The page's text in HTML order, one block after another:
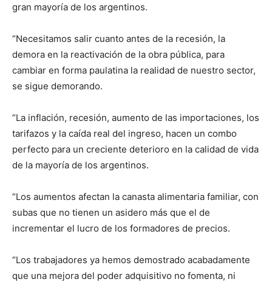
gran mayoría de los argentinos.
“Necesitamos salir cuanto antes de la recesión, la
demora en la reactivación de la obra pública, para
cambiar en forma paulatina la realidad de nuestro sector,
se sigue demorando.
“La inflación, recesión, aumento de las importaciones, los
tarifazos y la caída real del ingreso, hacen un combo
perfecto para un creciente deterioro en la calidad de vida
de la mayoría de los argentinos.
“Los aumentos afectan la canasta alimentaria familiar, con
subas que no tienen un asidero más que el de
incrementar el lucro de los formadores de precios.
“Los trabajadores ya hemos demostrado acabadamente
que una mejora del poder adquisitivo no fomenta, ni